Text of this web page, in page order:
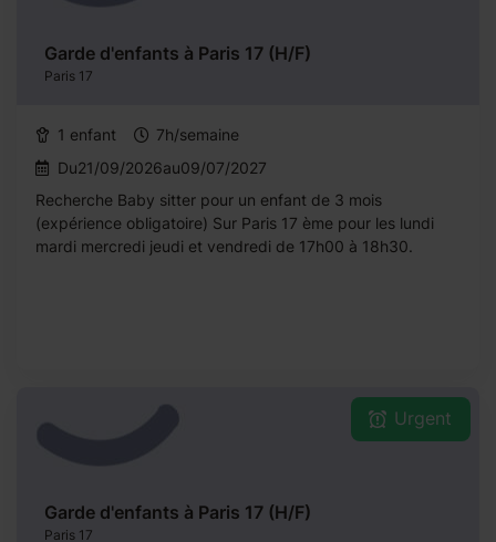
Garde d'enfants à Paris 17 (H/F)
Paris 17
1 enfant
7h/semaine
Du21/09/2026au09/07/2027
Recherche Baby sitter pour un enfant de 3 mois
(expérience obligatoire) Sur Paris 17 ème pour les lundi
mardi mercredi jeudi et vendredi de 17h00 à 18h30.
Garde d'enfants à Paris 17 (H/F)
Paris 17
Urgent